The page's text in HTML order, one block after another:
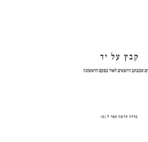
שולמית אליצור